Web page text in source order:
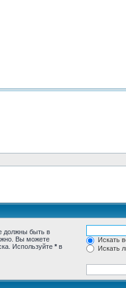
должны быть в
Вы можете
Используйте * в
Искать
Искать